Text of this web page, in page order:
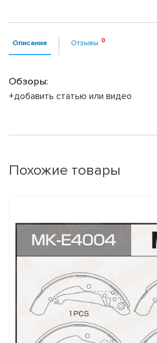
Описание Отзывы
Обзоры:
+добавить статью или видео
Похожие товары